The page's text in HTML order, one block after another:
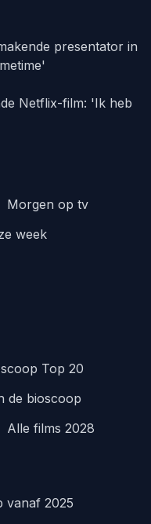
presentator in
Netflix-film: 'Ik heb
Morgen op tv
week
Top 20
de bioscoop
Alle films 2028
vanaf 2025